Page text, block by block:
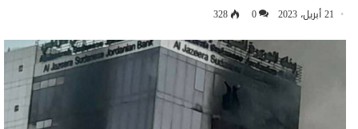
21 أبريل، 2023 0
328